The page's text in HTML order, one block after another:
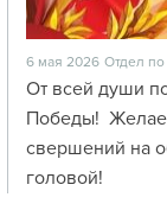
6 мая 2026 Отдел
От всей души
Победы!
свершений на
головой!